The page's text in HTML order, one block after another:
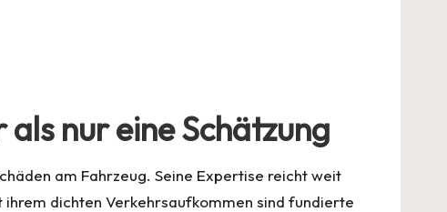
nur eine Schätzung
am Fahrzeug. Seine Expertise reicht weit
dichten Verkehrsaufkommen sind fundierte